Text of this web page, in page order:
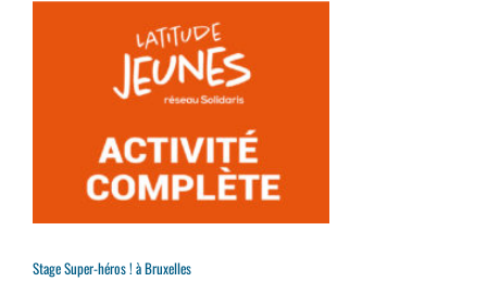
Stage Super-héros ! à Bruxelles